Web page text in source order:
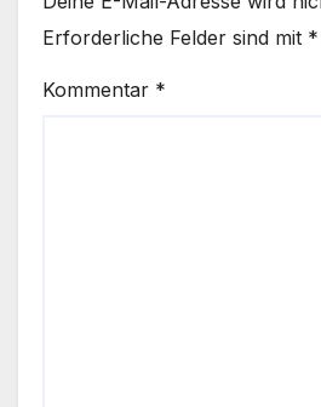
Erforderliche Felder sind mit *
Kommentar *